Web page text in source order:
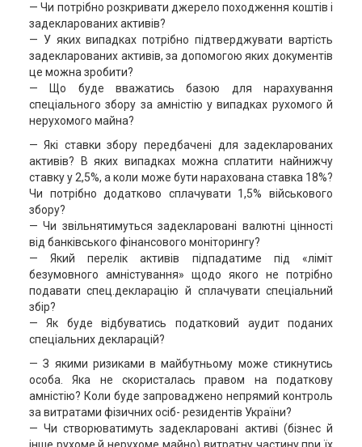
— Чи потрібно розкривати джерело походження коштів і
задекларованих активів?
— У яких випадках потрібно підтверджувати вартість
задекларованих активів, за допомогою яких документів
це можна зробити?
— Що буде вважатись базою для нарахування
спеціального збору за амністію у випадках рухомого й
нерухомого майна?
— Які ставки збору передбачені для задекларованих
активів? В яких випадках можна сплатити найнижчу
ставку у 2,5%, а коли може бути нарахована ставка 18%?
Чи потрібно додатково сплачувати 1,5% військового
збору?
— Чи звільнятимуться задекларовані валютні цінності
від банківського фінансового моніторингу?
— Який перелік активів підпадатиме під «ліміт
безумовного амністування» щодо якого не потрібно
подавати спец.декларацію й сплачувати спеціальний
збір?
— Як буде відбуватись податковий аудит поданих
спеціальних декларацій?
— З якими ризиками в майбутньому може стикнутись
особа. Яка не скористалась правом на податкову
амністію? Коли буде запроваджено непрямий контроль
за витратами фізичних осіб- резидентів України?
— Чи створюватимуть задекларовані активі (бізнес й